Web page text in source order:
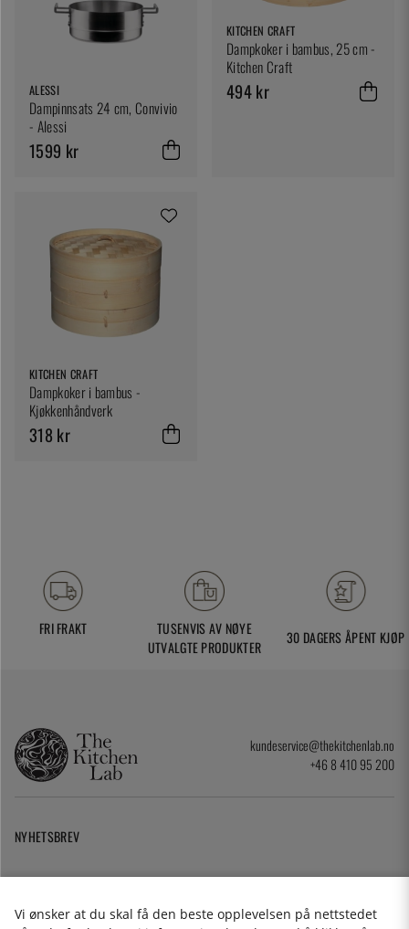
ALESSI
Dampinnsats 24 cm, Convivio
- Alessi
1599 kr
KITCHEN CRAFT
Dampkoker i bambus, 25 cm -
Kitchen Craft
494 kr
KITCHEN CRAFT
Dampkoker i bambus -
Kjøkkenhåndverk
318 kr
FRI FRAKT
TUSENVIS AV NØYE
UTVALGTE PRODUKTER
30 DAGERS ÅPENT KJØP
kundeservice@thekitchenlab.no
+46 8 410 95 200
NYHETSBREV
Cookies
Vi ønsker at du skal få den beste opplevelsen på nettstedet